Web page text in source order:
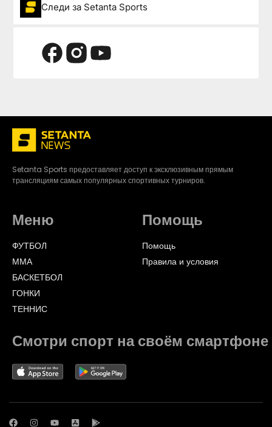
Следи за Setanta Sports
Setanta Sports предоставляет доступ к эксклюзивным прямым
трансляциям самых популярных спортивных турниров.
Меню
ФУТБОЛ
ММА
БАСКЕТБОЛ
ГОНКИ
ТЕННИС
Помощь
Помощь
Правила и условия
Смотри спорт на своём смартфоне